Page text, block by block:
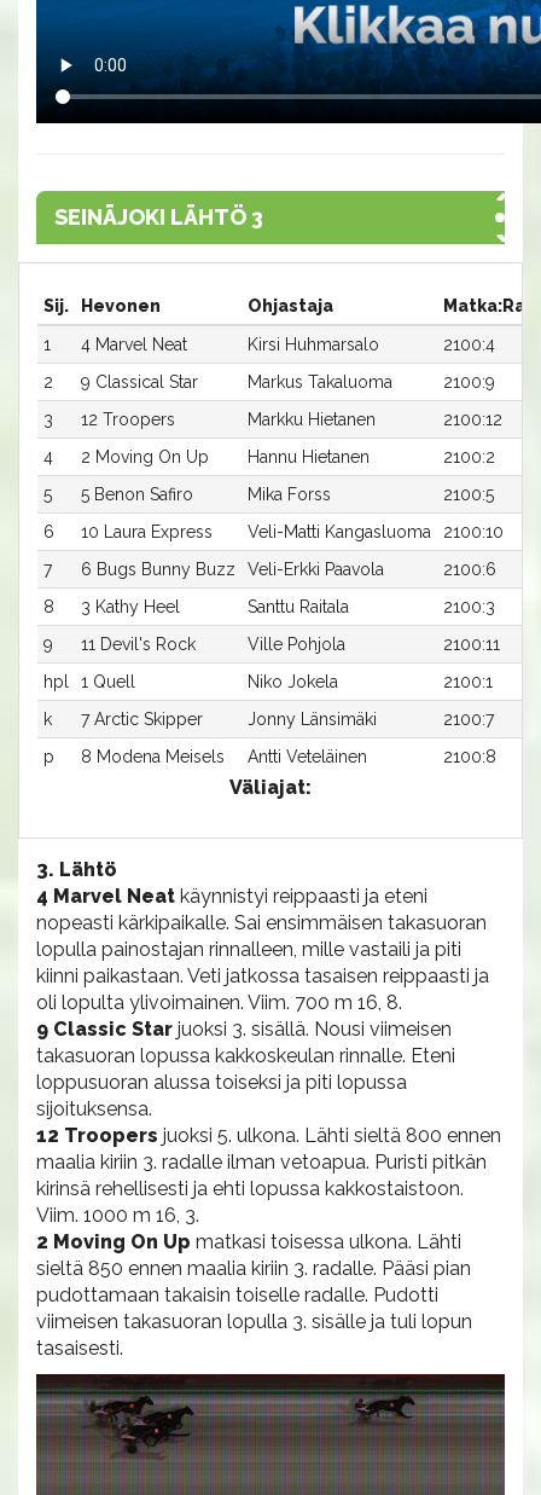
SEINÄJOKI LÄHTÖ 3
Sij. Hevonen Ohjastaja
1
4 Marvel Neat Kirsi Huhmarsalo
2100:4
2
9 Classical Star Markus Takaluoma
2100:9
3
12 Troopers Markku Hietanen
2100:12
4
2 Moving On Up Hannu Hietanen
2100:2
5
5 Benon Safiro Mika Forss
2100:5
6
10 Laura Express Veli-Matti Kangasluoma
2100:10
7
6 Bugs Bunny Buzz Veli-Erkki Paavola
2100:6
8
3 Kathy Heel Santtu Raitala
2100:3
9
11 Devil's Rock Ville Pohjola
2100:11
hpl
1 Quell Niko Jokela
2100:1
k
7 Arctic Skipper Jonny Länsimäki
2100:7
p
8 Modena Meisels Antti Veteläinen 2100:8
Väliajat:
3. Lähtö
4 Marvel Neat käynnistyi reippaasti ja eteni
nopeasti kärkipaikalle. Sai ensimmäisen takasuoran
lopulla painostajan rinnalleen, mille vastaili ja piti
kiinni paikastaan. Veti jatkossa tasaisen reippaasti ja
oli lopulta ylivoimainen. Viim. 700 m 16, 8.
9 Classic Star juoksi 3. sisällä. Nousi viimeisen
takasuoran lopussa kakkoskeulan rinnalle. Eteni
loppusuoran alussa toiseksi ja piti lopussa
sijoituksensa.
12 Troopers juoksi 5. ulkona. Lähti sieltä 800 ennen
maalia kiriin 3. radalle ilman vetoapua. Puristi pitkän
kirinsä rehellisesti ja ehti lopussa kakkostaistoon.
Viim. 1000 m 16, 3.
2 Moving On Up matkasi toisessa ulkona. Lähti
sieltä 850 ennen maalia kiriin 3. radalle. Pääsi pian
pudottamaan takaisin toiselle radalle. Pudotti
viimeisen takasuoran lopulla 3. sisälle ja tuli lopun
tasaisesti.